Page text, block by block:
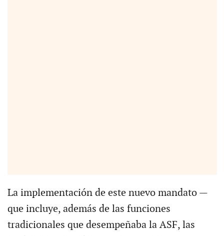
La implementación de este nuevo mandato —
que incluye, además de las funciones
tradicionales que desempeñaba la ASF, las